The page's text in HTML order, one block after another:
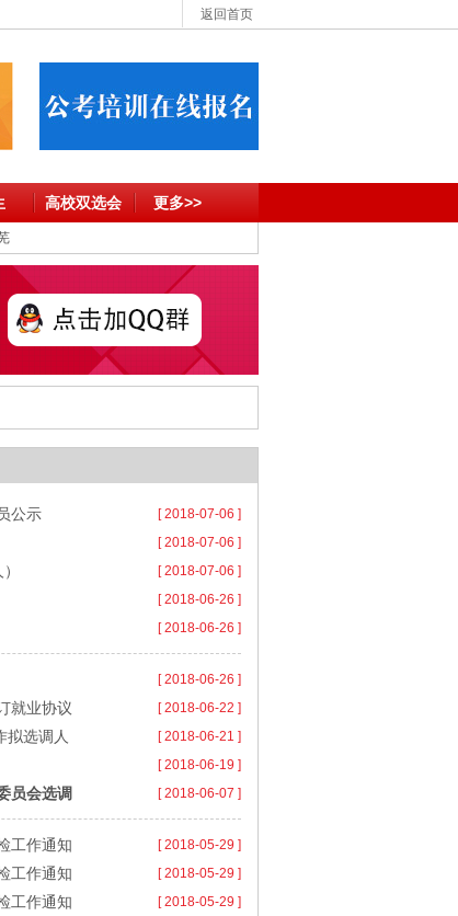
返回首页
高校双选会 更多>>
公示 [ 2018-07-06 ]
[ 2018-07-06 ]
[ 2018-07-06 ]
[ 2018-06-26 ]
[ 2018-06-26 ]
[ 2018-06-26 ]
就业协议 [ 2018-06-22 ]
拟选调人 [ 2018-06-21 ]
[ 2018-06-19 ]
员会选调 [ 2018-06-07 ]
工作通知 [ 2018-05-29 ]
工作通知 [ 2018-05-29 ]
工作通知 [ 2018-05-29 ]